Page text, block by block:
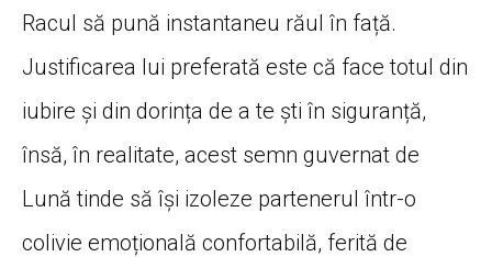
Racul să pună instantaneu răul în față.
Justificarea lui preferată este că face totul din
iubire și din dorința de a te ști în siguranță,
însă, în realitate, acest semn guvernat de
Lună tinde să își izoleze partenerul într-o
colivie emoțională confortabilă, ferită de